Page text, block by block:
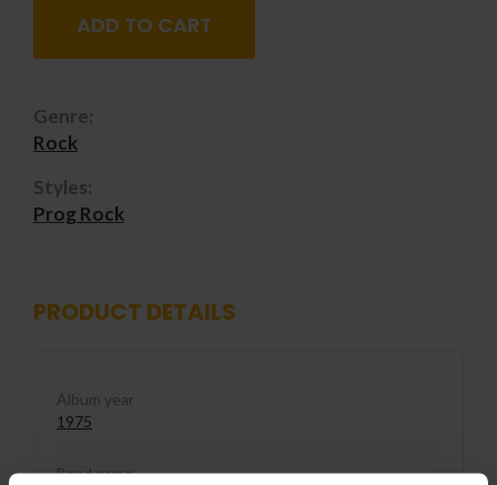
ADD TO CART
Genre:
Rock
Styles:
Prog Rock
PRODUCT DETAILS
Album year
1975
Band name